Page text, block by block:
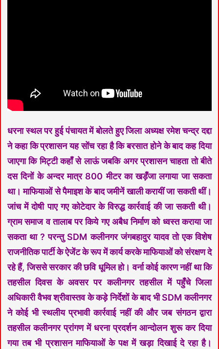
धरना स्थल पर हुई पंचायत में बोलते हुए जिला अध्यक्ष रमेश चन्द्र दद्दा
ने कहा कि प्रशासन यह सोंच रहा है कि बरसात होने के बाद कह दिया
जाएगा कि मिट्टी कहाँ से लाऊं जबकि अगर प्रशासन चाहता तो बीते
दस दिनों के अन्दर मात्र 800 मीटर का खड़ँजा लगाया जा सकता
था। माफियाओं से पैमाइश के बाद जमीनें खाली करायीं जा सकती थीं।
जांच में दोषी पाए गए कोटेदार के विरुद्ध कार्रवाई की जा सकती थी।
ग्राम समाज व तालाब पर किये गए अबैध निर्माण को ध्वस्त कराया जा
सकता था ? परन्तु SDM कलीनगर जंगबहादुर यादव तो एक विशेष
राजनीतिक पार्टी के ऐजेंट के रूप में कार्य करके माफियाओं को संरक्षण दे
रहे हैं, जिससे सरकार की छवि धूमिल हो। वर्ना कोई कारण नहीं था कि
तहसील दिवस के अवसर पर कलीनगर तहसील में पहुँचे जिला
अधिकारी वैभव श्रीवास्तव के कड़े निर्देशों के बाद भी SDM कलीनगर
ने कोई भी स्थलीय प्रभावी कार्रवाई नहीं की और जब संगठन द्वारा
तहसील कलीनगर प्रांगण में धरना प्रदर्शन आन्दोलन शुरू कर दिया
गया तब भी प्रशासन माफियाओं के पक्ष में खड़ा दिखाई दे रहा है।